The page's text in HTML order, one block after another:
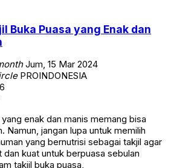
Buka Puasa yang Enak dan
Jum, 15 Mar 2024
PROINDONESIA
enak dan manis memang bisa
Namun, jangan lupa untuk memilih
yang bernutrisi sebagai takjil agar
kuat untuk berpuasa sebulan
takjil buka puasa,